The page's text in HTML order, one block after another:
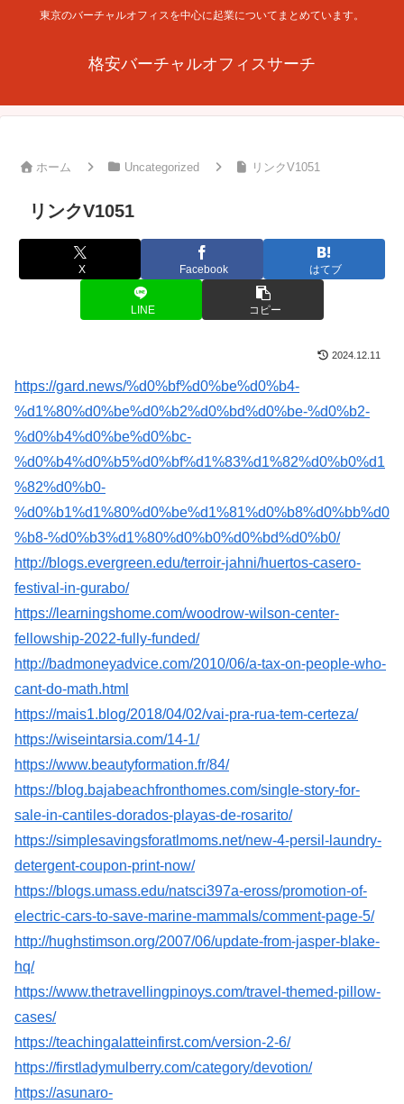
東京のバーチャルオフィスを中心に起業についてまとめています。
格安バーチャルオフィスサーチ
ホーム Uncategorized リンクV1051
リンクV1051
X Facebook はてブ
LINE コピー
2024.12.11
https://gard.news/%d0%bf%d0%be%d0%b4-
%d1%80%d0%be%d0%b2%d0%bd%d0%be-%d0%b2-
%d0%b4%d0%be%d0%bc-
%d0%b4%d0%b5%d0%bf%d1%83%d1%82%d0%b0%d1
%82%d0%b0-
%d0%b1%d1%80%d0%be%d1%81%d0%b8%d0%bb%d0
%b8-%d0%b3%d1%80%d0%b0%d0%bd%d0%b0/
http://blogs.evergreen.edu/terroir-jahni/huertos-casero-
festival-in-gurabo/
https://learningshome.com/woodrow-wilson-center-
fellowship-2022-fully-funded/
http://badmoneyadvice.com/2010/06/a-tax-on-people-who-
cant-do-math.html
https://mais1.blog/2018/04/02/vai-pra-rua-tem-certeza/
https://wiseintarsia.com/14-1/
https://www.beautyformation.fr/84/
https://blog.bajabeachfronthomes.com/single-story-for-
sale-in-cantiles-dorados-playas-de-rosarito/
https://simplesavingsforatlmoms.net/new-4-persil-laundry-
detergent-coupon-print-now/
https://blogs.umass.edu/natsci397a-eross/promotion-of-
electric-cars-to-save-marine-mammals/comment-page-5/
http://hughstimson.org/2007/06/update-from-jasper-blake-
hq/
https://www.thetravellingpinoys.com/travel-themed-pillow-
cases/
https://teachingalatteinfirst.com/version-2-6/
https://firstladymulberry.com/category/devotion/
https://asunaro-